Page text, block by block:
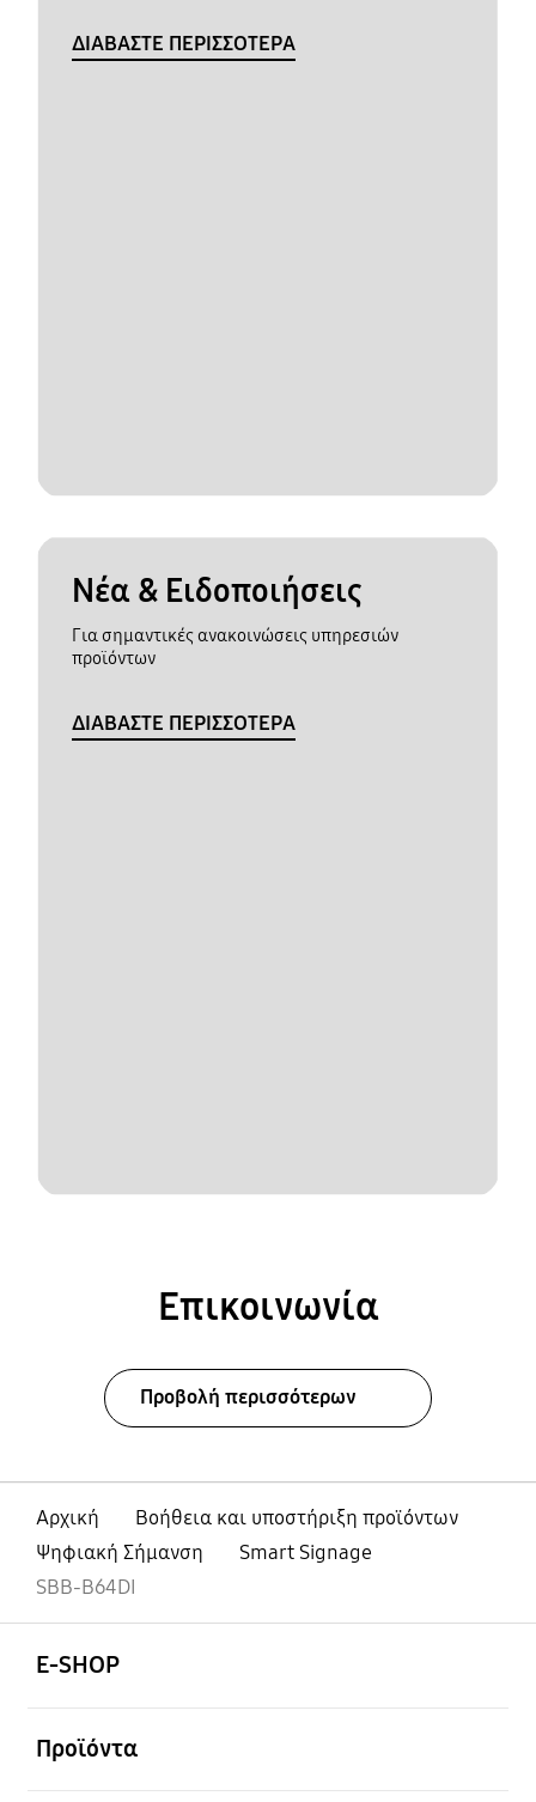
ΔΙΑΒΑΣΤΕ ΠΕΡΙΣΣΟΤΕΡΑ
Νέα & Ειδοποιήσεις
Για σημαντικές ανακοινώσεις υπηρεσιών
προϊόντων
ΔΙΑΒΑΣΤΕ ΠΕΡΙΣΣΟΤΕΡΑ
Επικοινωνία
Προβολή περισσότερων
Αρχική
Βοήθεια και υποστήριξη προϊόντων
Ψηφιακή Σήμανση
Smart Signage
SBB-B64DI
E-SHOP
Προϊόντα